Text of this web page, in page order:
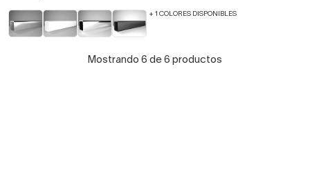
+ 1 COLORES DISPONIBLES
Mostrando 6 de 6 productos